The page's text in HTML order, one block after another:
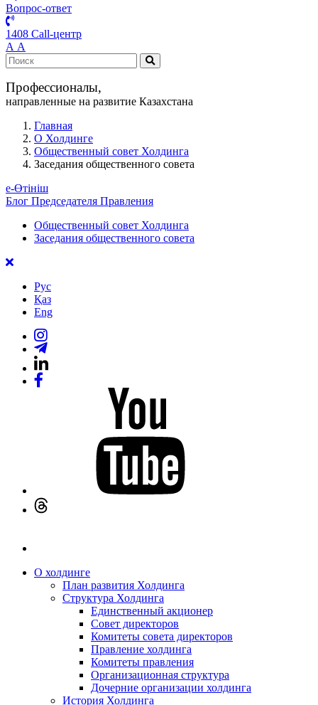
Вопрос-ответ
1408 Call-центр
А А
Профессионалы,
направленные на развитие Казахстана
Главная
О Холдинге
Общественный совет Холдинга
Заседания общественного совета
е-Өтініш
Блог Председателя Правления
Общественный совет Холдинга
Заседания общественного совета
Рус
Қаз
Eng
О холдинге
План развития Холдинга
Структура Холдинга
Единственный акционер
Совет директоров
Комитеты совета директоров
Правление холдинга
Комитеты правления
Организационная структура
Дочерние организации холдинга
История Холдинга